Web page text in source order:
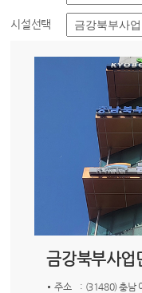
시설선택
금강북부사업
주소
: (31480) 충남